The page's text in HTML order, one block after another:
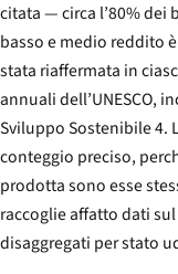
citata — circa l’80% dei
basso e medio reddito
stata riaffermata in
annuali dell’UNESCO,
Sviluppo Sostenibile 4.
conteggio preciso,
prodotta sono esse
raccoglie affatto dati
disaggregati per stato